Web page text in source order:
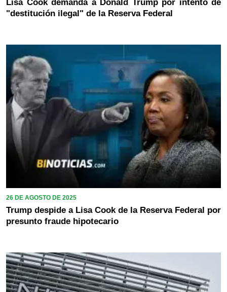
Lisa Cook demanda a Donald Trump por intento de
"destitución ilegal" de la Reserva Federal
26 DE AGOSTO DE 2025
Trump despide a Lisa Cook de la Reserva Federal por
presunto fraude hipotecario